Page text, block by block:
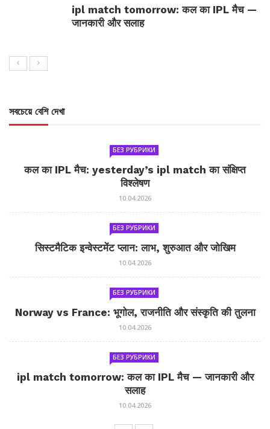
ipl match tomorrow: कल का IPL मैच —
जानकारी और सलाह
সবচেয়ে বেশি দেখা
БЕЗ РУБРИКИ
कल का IPL मैच: yesterday’s ipl match का संक्षिप्त
विश्लेषण
10.04.2026
БЕЗ РУБРИКИ
सिस्टमैटिक इन्वेस्टमेंट प्लान: लाभ, शुरुआत और जोखिम
10.04.2026
БЕЗ РУБРИКИ
Norway vs France: भूगोल, राजनीति और संस्कृति की तुलना
10.04.2026
БЕЗ РУБРИКИ
ipl match tomorrow: कल का IPL मैच — जानकारी और
सलाह
10.04.2026